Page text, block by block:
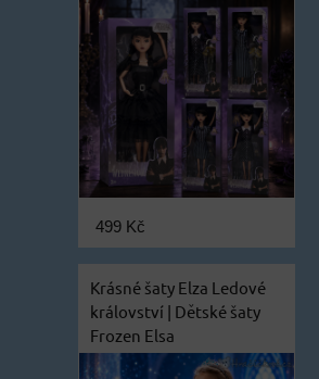
499 Kč
Krásné šaty Elza Ledové
království | Dětské šaty
Frozen Elsa